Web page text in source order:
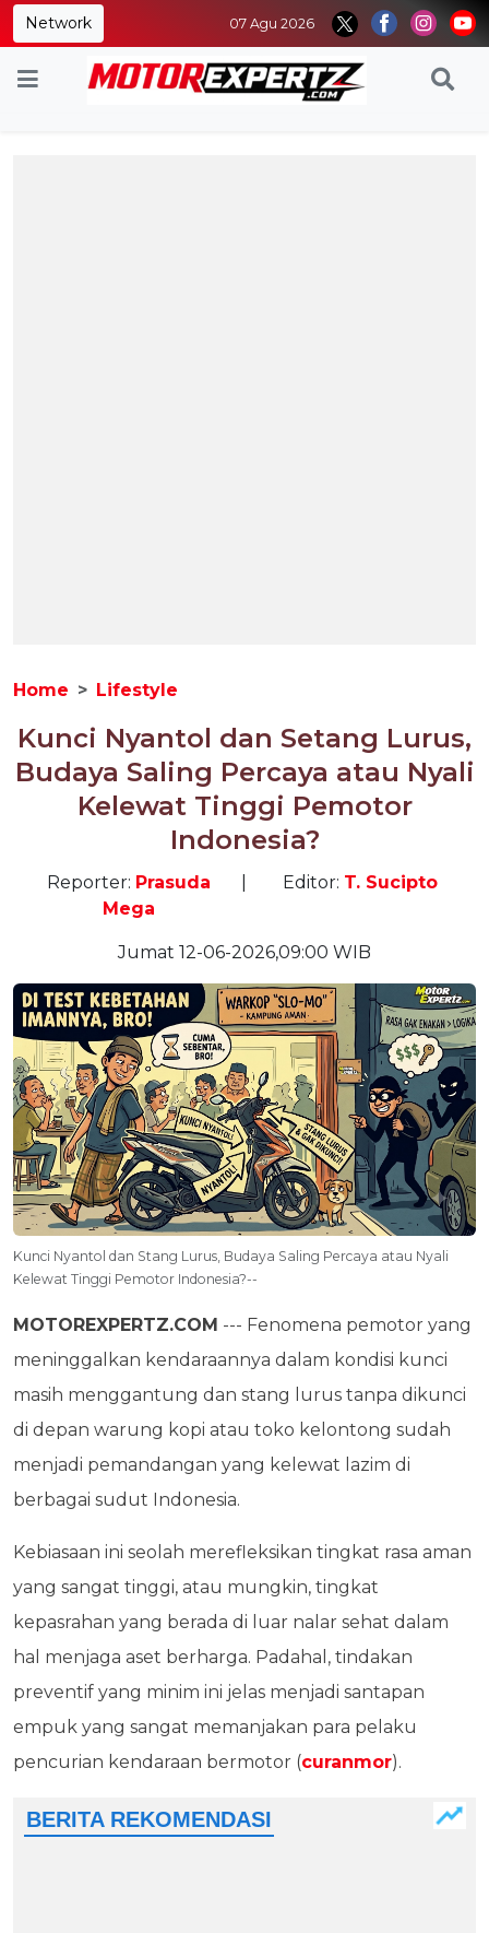
Network 07 Agu 2026
Home Lifestyle
Kunci Nyantol dan Setang Lurus,
Budaya Saling Percaya atau Nyali
Kelewat Tinggi Pemotor
Indonesia?
Reporter: Prasuda
Mega
Editor: T. Sucipto
Jumat 12-06-2026,09:00 WIB
Kunci Nyantol dan Stang Lurus, Budaya Saling Percaya atau Nyali
Kelewat Tinggi Pemotor Indonesia?--
MOTOREXPERTZ.COM --- Fenomena pemotor yang
meninggalkan kendaraannya dalam kondisi kunci
masih menggantung dan stang lurus tanpa dikunci
di depan warung kopi atau toko kelontong sudah
menjadi pemandangan yang kelewat lazim di
berbagai sudut Indonesia.
Kebiasaan ini seolah merefleksikan tingkat rasa aman
yang sangat tinggi, atau mungkin, tingkat
kepasrahan yang berada di luar nalar sehat dalam
hal menjaga aset berharga. Padahal, tindakan
preventif yang minim ini jelas menjadi santapan
empuk yang sangat memanjakan para pelaku
pencurian kendaraan bermotor (curanmor).